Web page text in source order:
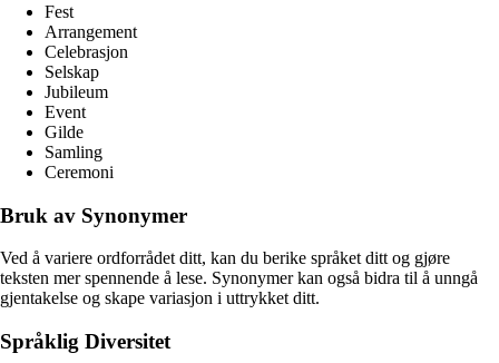
Fest
Arrangement
Celebrasjon
Selskap
Jubileum
Event
Gilde
Samling
Ceremoni
Bruk av Synonymer
Ved å variere ordforrådet ditt, kan du berike språket ditt og gjøre
teksten mer spennende å lese. Synonymer kan også bidra til å unngå
gjentakelse og skape variasjon i uttrykket ditt.
Språklig Diversitet